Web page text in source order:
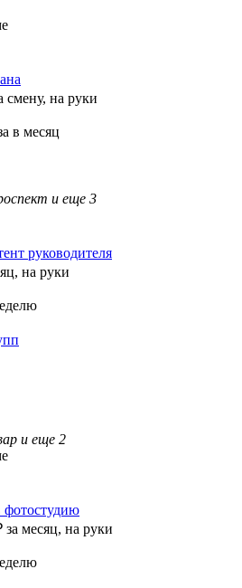
смену, на руки
в месяц
и еще 3
руководителя
на руки
и еще 2
фотостудию
за месяц, на руки